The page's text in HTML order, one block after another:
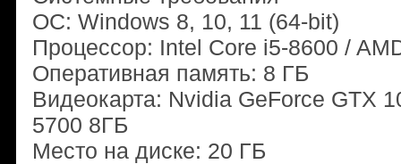
ОС: Windows 8, 10, 11 (64-bit)
Процессор: Intel Core i5-8600 /
Оперативная память: 8 ГБ
Видеокарта: Nvidia GeForce GTX
5700 8ГБ
Место на диске: 20 ГБ